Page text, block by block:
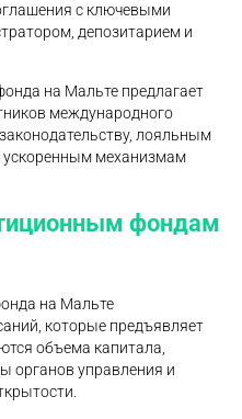
с ключевыми
депозитарием и
на Мальте предлагает
международного
лояльным
ускоренным механизмам
фондам
на Мальте
которые предъявляет
объема капитала,
органов управления и